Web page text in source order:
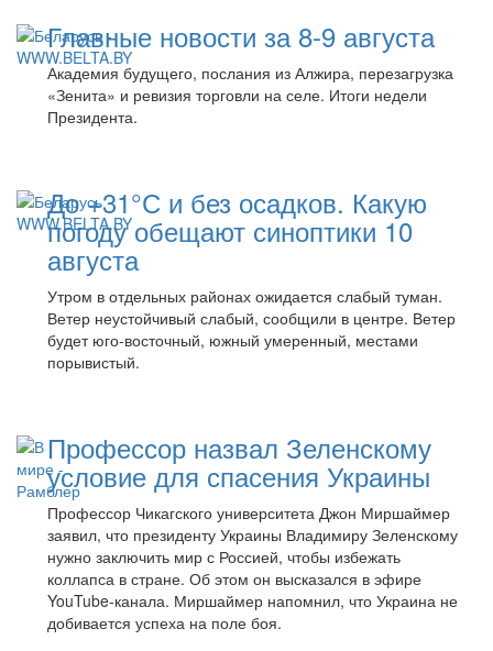
Главные новости за 8-9 августа
Академия будущего, послания из Алжира, перезагрузка
«Зенита» и ревизия торговли на селе. Итоги недели
Президента.
До +31°С и без осадков. Какую
погоду обещают синоптики 10
августа
Утром в отдельных районах ожидается слабый туман.
Ветер неустойчивый слабый, сообщили в центре. Ветер
будет юго-восточный, южный умеренный, местами
порывистый.
Профессор назвал Зеленскому
условие для спасения Украины
Профессор Чикагского университета Джон Миршаймер
заявил, что президенту Украины Владимиру Зеленскому
нужно заключить мир с Россией, чтобы избежать
коллапса в стране. Об этом он высказался в эфире
YouTube-канала. Миршаймер напомнил, что Украина не
добивается успеха на поле боя.